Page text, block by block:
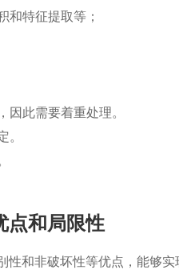
和特征提取等；
因此需要着重处理。
。
点和局限性
和非破坏性等优点，能够